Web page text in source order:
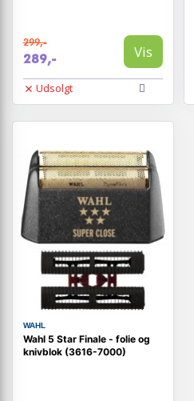
299,-
289,- Vis
Udsolgt
WAHL
Wahl 5 Star Finale - folie og
knivblok (3616-7000)